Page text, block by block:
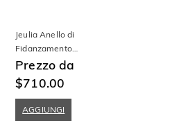
Jeulia Anello di
Fidanzamento
Personalizzato con Tre
Pietre in Oro 10K/14K/18K e
Platino
Prezzo da
$710.00
AGGIUNGI